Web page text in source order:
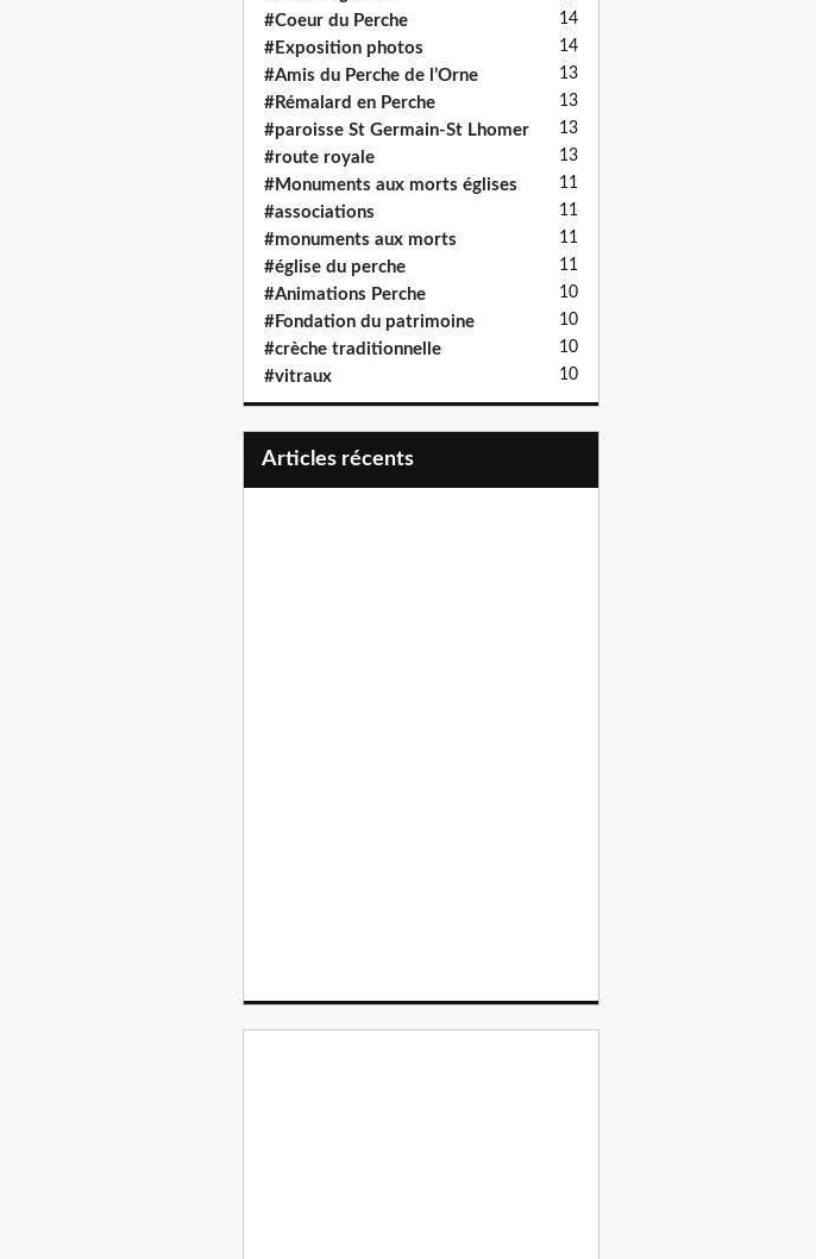
#Coeur du Perche 14
#Exposition photos 14
#Amis du Perche de l’Orne 13
#Rémalard en Perche 13
#paroisse St Germain-St Lhomer 13
#route royale 13
#Monuments aux morts églises 11
#associations 11
#monuments aux morts 11
#église du perche 11
#Animations Perche 10
#Fondation du patrimoine 10
#crèche traditionnelle 10
#vitraux 10
articles récents